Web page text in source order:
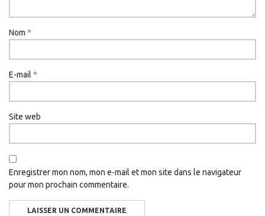
Nom *
E-mail *
Site web
Enregistrer mon nom, mon e-mail et mon site dans le navigateur
pour mon prochain commentaire.